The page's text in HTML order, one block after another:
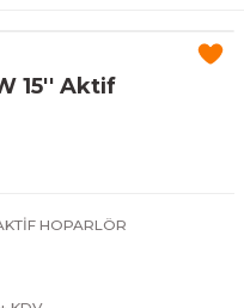
15'' Aktif
HOPARLÖR